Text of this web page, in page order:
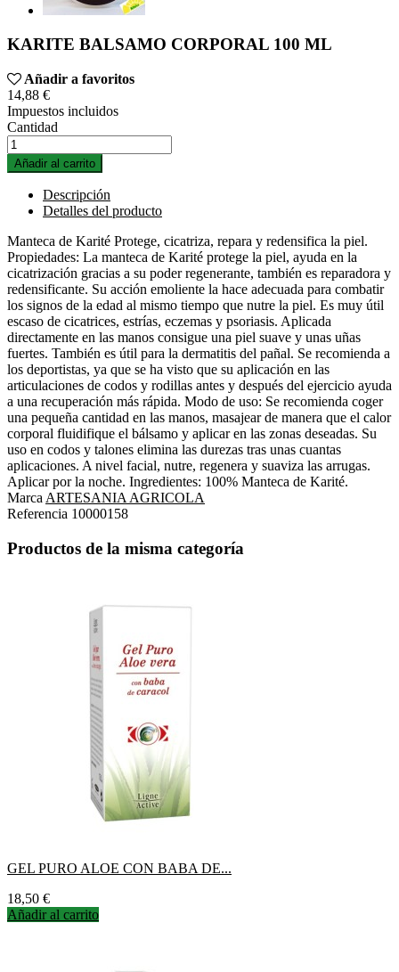
KARITE BALSAMO CORPORAL 100 ML
Añadir a favoritos
14,88 €
Impuestos incluidos
Cantidad
Añadir al carrito
Descripción
Detalles del producto
Manteca de Karité Protege, cicatriza, repara y redensifica la piel.
Propiedades: La manteca de Karité protege la piel, ayuda en la
cicatrización gracias a su poder regenerante, también es reparadora y
redensificante. Su acción emoliente la hace adecuada para combatir
los signos de la edad al mismo tiempo que nutre la piel. Es muy útil
escaso de cicatrices, estrías, eczemas y psoriasis. Aplicada
directamente en las manos consigue una piel suave y unas uñas
fuertes. También es útil para la dermatitis del pañal. Se recomienda a
los deportistas, ya que se ha visto que su aplicación en las
articulaciones de codos y rodillas antes y después del ejercicio ayuda
a una recuperación más rápida. Modo de uso: Se recomienda coger
una pequeña cantidad en las manos, masajear de manera que el calor
corporal fluidifique el bálsamo y aplicar en las zonas deseadas. Su
uso en codos y talones elimina las durezas tras unas cuantas
aplicaciones. A nivel facial, nutre, regenera y suaviza las arrugas.
Aplicar por la noche. Ingredientes: 100% Manteca de Karité.
Marca ARTESANIA AGRICOLA
Referencia 10000158
Productos de la misma categoría
GEL PURO ALOE CON BABA DE...
Precio
18,50 €
Añadir al carrito